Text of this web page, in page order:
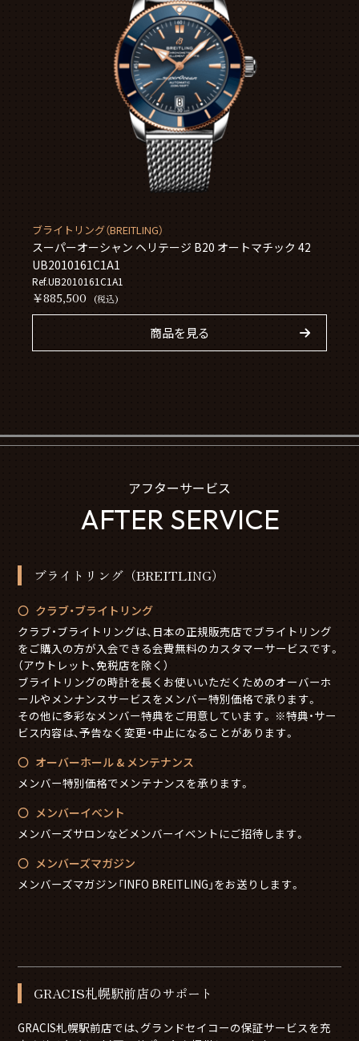
ブライトリング（BREITLING）
スーパーオーシャン ヘリテージ B20 オートマチック 42
UB2010161C1A1
Ref.UB2010161C1A1
￥885,500 (税込)
商品を見る
アフターサービス
AFTER SERVICE
ブライトリング（BREITLING）
クラブ・ブライトリング
クラブ・ブライトリングは、日本の正規販売店でブライトリング
をご購入の方が入会できる会費無料のカスタマーサービスです。
（アウトレット、免税店を除く）
ブライトリングの時計を長くお使いいただくためのオーバーホ
ールやメンナンスサービスをメンバー特別価格で承ります。
その他に多彩なメンバー特典をご用意しています。 ※特典・サー
ビス内容は、予告なく変更・中止になることがあります。
オーバーホール & メンテナンス
メンバー特別価格でメンテナンスを承ります。
メンバーイベント
メンバーズサロンなどメンバーイベントにご招待します。
メンバーズマガジン
メンバーズマガジン「INFO BREITLING」をお送りします。
GRACIS札幌駅前店のサポート
GRACIS札幌駅前店では、グランドセイコーの保証サービスを充